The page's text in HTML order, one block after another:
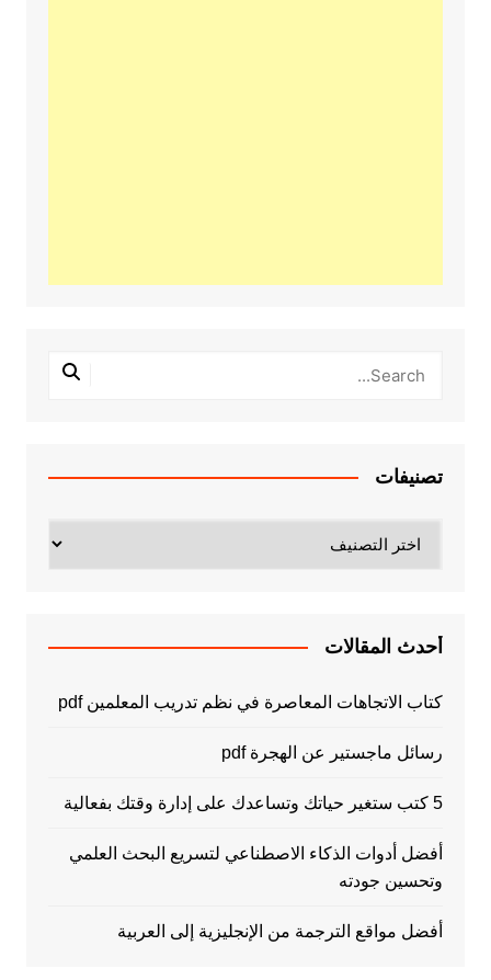
تصنيفات
أحدث المقالات
كتاب الاتجاهات المعاصرة في نظم تدريب المعلمين pdf
رسائل ماجستير عن الهجرة pdf
5 كتب ستغير حياتك وتساعدك على إدارة وقتك بفعالية
أفضل أدوات الذكاء الاصطناعي لتسريع البحث العلمي
وتحسين جودته
أفضل مواقع الترجمة من الإنجليزية إلى العربية